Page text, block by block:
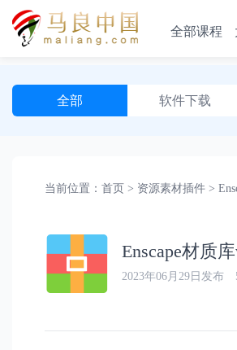
全部课程
全部 软件下载
当前位置： 首页 > 资源素材插件 >
2023年06月29日发布